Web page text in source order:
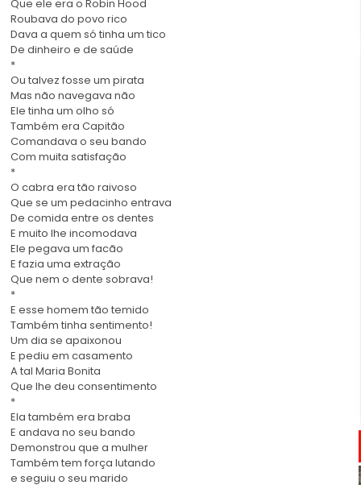
Que ele era o Robin Hood
Roubava do povo rico
Dava a quem só tinha um tico
De dinheiro e de saúde
*
Ou talvez fosse um pirata
Mas não navegava não
Ele tinha um olho só
Também era Capitão
Comandava o seu bando
Com muita satisfação
*
O cabra era tão raivoso
Que se um pedacinho entrava
De comida entre os dentes
E muito lhe incomodava
Ele pegava um facão
E fazia uma extração
Que nem o dente sobrava!
*
E esse homem tão temido
Também tinha sentimento!
Um dia se apaixonou
E pediu em casamento
A tal Maria Bonita
Que lhe deu consentimento
*
Ela também era braba
E andava no seu bando
Demonstrou que a mulher
Também tem força lutando
e seguiu o seu marido